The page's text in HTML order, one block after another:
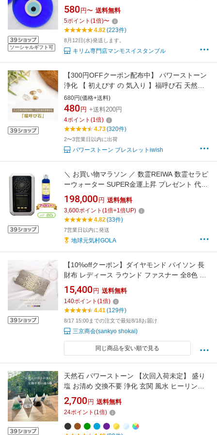
ソーシャルギフト可
のお守り ナザールボンジュ 魔除け トルコ産 ト
ルコ製【ネコポス送料無料 】 災厄からあなた
を守るナザールボンジュウ
580 円〜 送料無料
5ポイント (1 倍)〜
4.82 (223件)
8月12日(水)発送します。
キリム専門店マンモスイスタンブル
【300円OFFクーポン配布中】 パワーストーン
浄化 【 初えびす の 気入り 】福呼び石 天然石 |
水晶 さざれ さざれ石 水晶 さざれ石 ルチルクォ
ーツ 金運 アップ グッズ 風水 サザレ ルチル 水
晶 商売繁盛 お守り 開運 金運 厄除け I WISH
680円(価格+送料)
480 円 +送料200円
4ポイント (1 倍)
4.73(320件)
2〜3営業日以内に出荷
パワーストーン ブレスレットiwish
＼ お買い物マラソン ／ 数霊REIWA 数霊セラピ
ーウォーター SUPER金運上昇 プレゼント 代引
不可 数霊reiwa 数霊 reiwa 波動 測定 器 波動測
定器
198,000 円 送料無料
3,600ポイント (1 倍+1 倍UP)
4.82 (33件)
7営業日以内に発送
地球元気村GOLA
【10%offクーポン】ダイヤモンド パイソン 長
財布 レディース ラウンド ファスナー 全8色 本
革 ヘビ柄 じゃばら 軽い 婦人用長財布 誕生日
母 女性 パイソン柄 金運 春財布 ギフト プレゼ
ント 4FC (7323r)
15,400 円 送料無料
140ポイント (1 倍)
4.41 (129件)
8/17 15:00までの注文で最短8/18お届け
三京商会(sankyo shokai)
同じ商品を安い順で見る
天然石 パワーストーン 【次回入荷未定】 盛り
塩 お清め 交換不要 浄化 玄関 風水 ヒーリング
開運アイテム ラピスラズリ 水晶 置き物 ※選べ
る8種類 平均サイズ：約4.8×5.3×高さ6cm レデ
ィース メンズ 勝負 恋愛 【メール便不可】
2,700 円 送料無料
24ポイント (1 倍)